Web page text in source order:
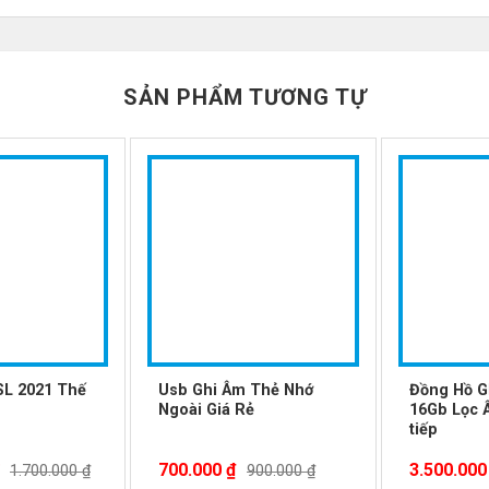
Ghi liên tục trong 16 giờ, có thể được sử dụng làm đồng hồ,
với âm thanh loa ngoài, không cần tai nghe, có thể nghe
SẢN PHẨM TƯƠNG TỰ
2021 Thế
1.700.000₫
Usb Ghi Âm Thẻ Nhớ
Ngoài Giá Rẻ
900.000₫
700.000 ₫
Đồng Hồ
16Gb Lọc
tiếp
3.500.000